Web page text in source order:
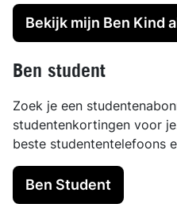
Bekijk mijn Ben Kind
Ben student
Zoek je een
studentenkortingen voor
beste studententelefoons
Ben Student